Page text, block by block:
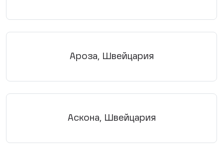
Ароза, Швейцария
Аскона, Швейцария